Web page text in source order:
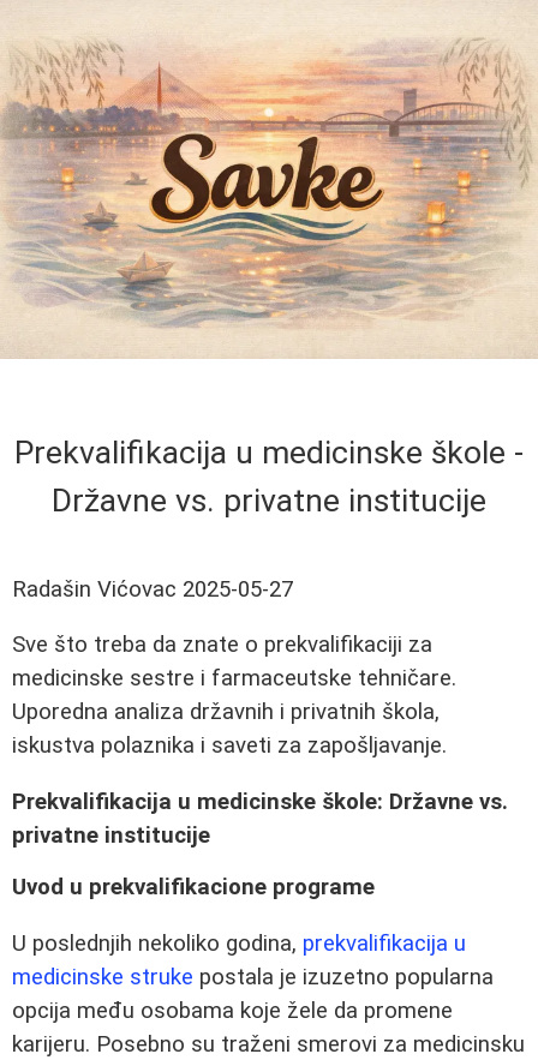
Prekvalifikacija u medicinske škole -
Državne vs. privatne institucije
Radašin Vićovac 2025-05-27
Sve što treba da znate o prekvalifikaciji za
medicinske sestre i farmaceutske tehničare.
Uporedna analiza državnih i privatnih škola,
iskustva polaznika i saveti za zapošljavanje.
Prekvalifikacija u medicinske škole: Državne vs.
privatne institucije
Uvod u prekvalifikacione programe
U poslednjih nekoliko godina, prekvalifikacija u
medicinske struke postala je izuzetno popularna
opcija među osobama koje žele da promene
karijeru. Posebno su traženi smerovi za medicinsku